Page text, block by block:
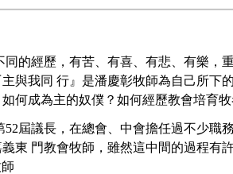
同的經歷，有苦、有喜、有悲、有樂，
與我同 行』是潘慶彰牧師為自己所下
何成為主的奴僕？如何經歷教會培育
52屆議長，在總會、中會擔任過不少
東 門教會牧師，雖然這中間的過程有